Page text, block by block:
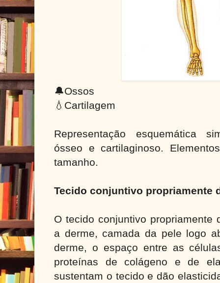
🔔Ossos
💧Cartilagem
Representação esquemática
ósseo e cartilaginoso.
tamanho.
Tecido conjuntivo propriamente
O tecido conjuntivo propriamente
a derme, camada da pele logo
derme, o espaço entre as
proteínas de colágeno e de
sustentam o tecido e dão